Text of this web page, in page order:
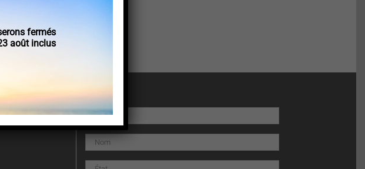
fermés
août inclus